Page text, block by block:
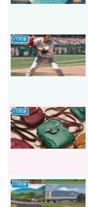
IT関連
IT関連
IT関連